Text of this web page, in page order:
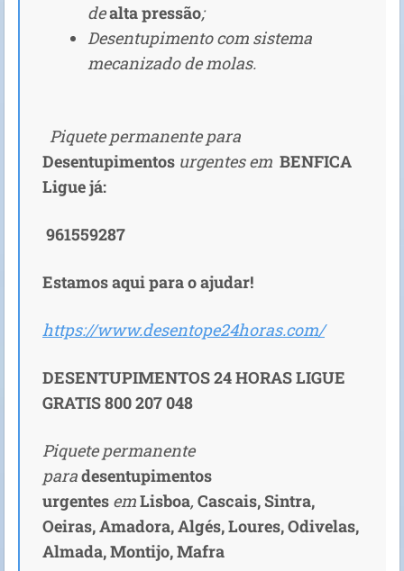
dealta pressão;
Desentupimento com sistema
mecanizado de molas.
Piquete permanente para
Desentupimentos urgentes em BENFICA
Ligue já:
961559287
Estamos aqui para o ajudar!
https://www.desentope24horas.com/
DESENTUPIMENTOS 24 HORAS LIGUE
GRATIS 800 207 048
Piquete permanente
paradesentupimentos
urgentes emLisboa, Cascais, Sintra,
Oeiras, Amadora, Algés, Loures, Odivelas,
Almada, Montijo, Mafra